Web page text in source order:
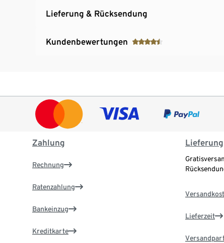
Lieferung & Rücksendung
Kundenbewertungen
Zahlung
Rechnung
Ratenzahlung
Bankeinzug
Kreditkarte
Lieferung
Lieferzeit